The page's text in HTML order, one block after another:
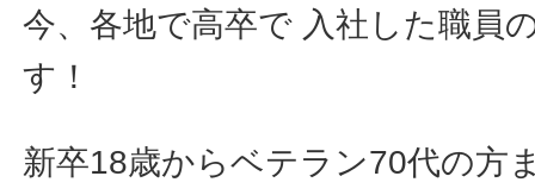
今、各地で高卒で 入社した職員
す！
新卒18歳からベテラン70代の方